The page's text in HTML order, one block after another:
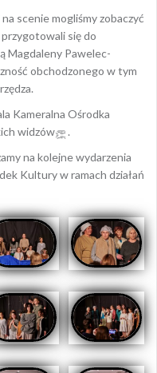
scenie mogliśmy zobaczyć
się do
Magdaleny Pawelec-
obchodzonego w tym
Kameralna Ośrodka
widzów
.
na kolejne wydarzenia
Kultury w ramach działań